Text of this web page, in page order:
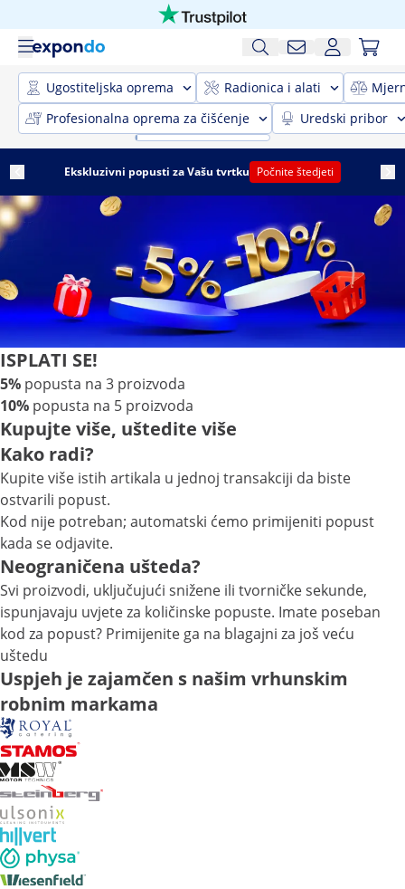
Ugostiteljska oprema Radionica i alati
Profesionalna oprema za čišćenje
Uredski pribor
Ekskluzivni popusti za Vašu tvrtku Počnite štedjeti
ISPLATI SE!
5% popusta na 3 proizvoda
10% popusta na 5 proizvoda
Kupujte više, uštedite više
Kako radi?
Kupite više istih artikala u jednoj transakciji da biste
ostvarili popust.
Kod nije potreban; automatski ćemo primijeniti popust
kada se odjavite.
Neograničena ušteda?
Svi proizvodi, uključujući snižene ili tvorničke sekunde,
ispunjavaju uvjete za količinske popuste. Imate poseban
kod za popust? Primijenite ga na blagajni za još veću
uštedu
Uspjeh je zajamčen s našim vrhunskim
robnim markama